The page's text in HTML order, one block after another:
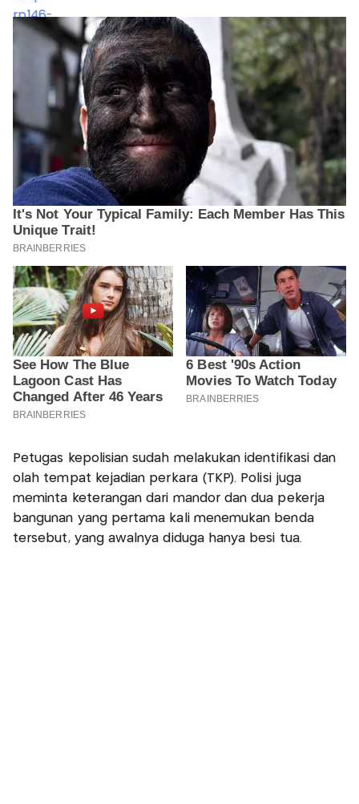
Petugas kepolisian sudah melakukan identifikasi dan
olah tempat kejadian perkara (TKP). Polisi juga
meminta keterangan dari mandor dan dua pekerja
bangunan yang pertama kali menemukan benda
tersebut, yang awalnya diduga hanya besi tua.